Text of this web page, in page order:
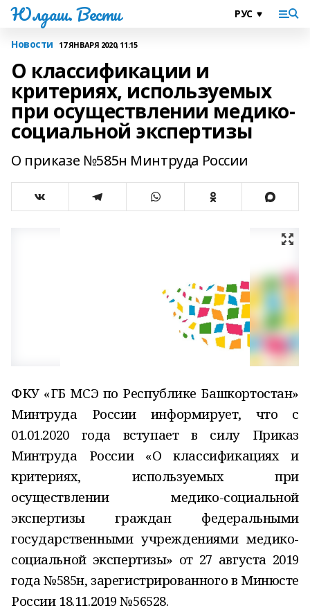
Юлдаш. Вести
Новости 17 ЯНВАРЯ 2020, 11:15
О классификации и
критериях, используемых
при осуществлении медико-
социальной экспертизы
О приказе №585н Минтруда России
ФКУ «ГБ МСЭ по Республике Башкортостан»
Минтруда России информирует, что с
01.01.2020 года вступает в силу Приказ
Минтруда России «О классификациях и
критериях, используемых при
осуществлении медико-социальной
экспертизы граждан федеральными
государственными учреждениями медико-
социальной экспертизы» от 27 августа 2019
года №585н, зарегистрированного в Минюсте
России 18.11.2019 №56528.